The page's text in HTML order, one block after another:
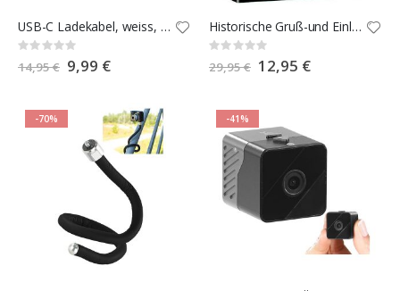
USB-C Ladekabel, weiss, 1,5 m
Rating:
0%
14,95 € Special
Price
9,99 €
Historische Gruß-und Einladungskarten
Rating:
0%
29,95 € Special
Price
12,95 €
-70% -41%